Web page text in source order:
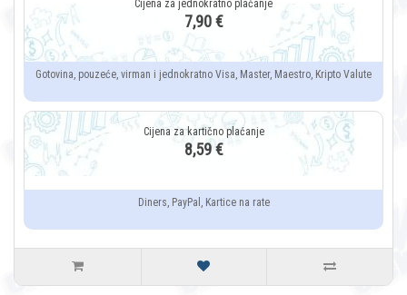
7,90 €
Gotovina, pouzeće, virman i jednokratno Visa, Master, Maestro, Kripto Valute
8,59 €
Diners, PayPal, Kartice na rate